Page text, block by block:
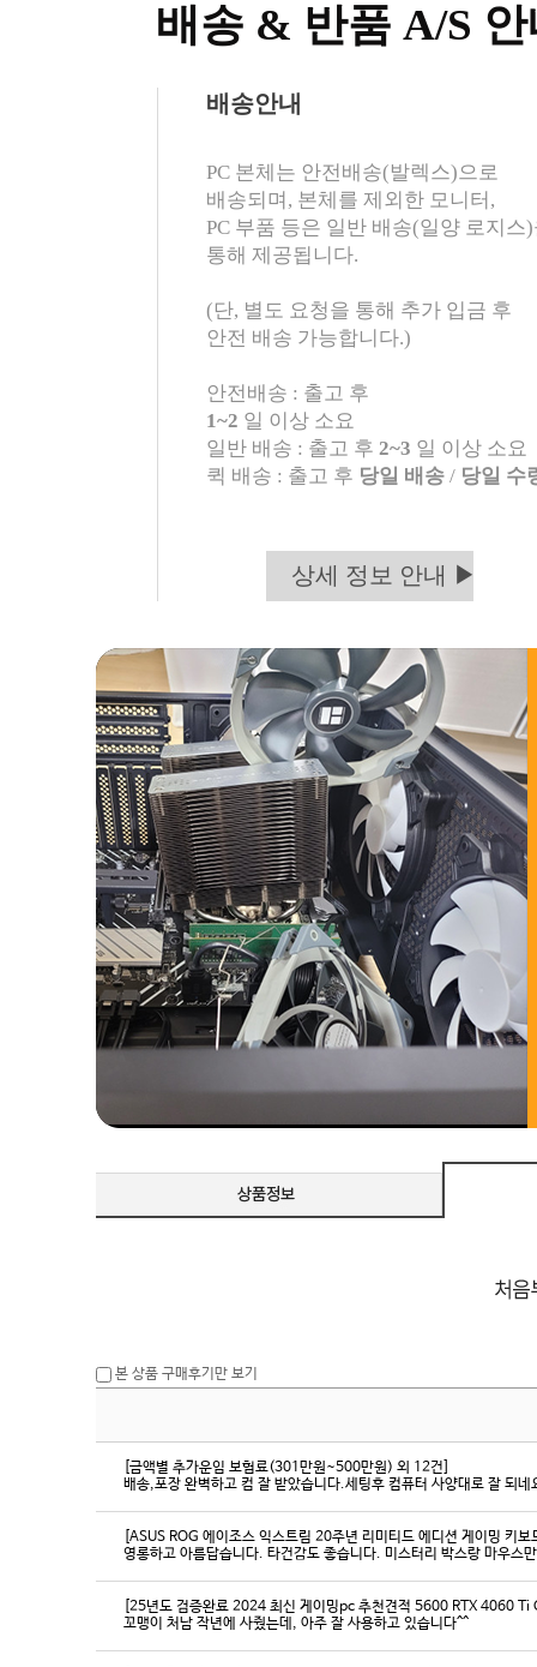
배송 & 반품 A/S
PC 본체는 안전배송(발렉스)으로
배송되며, 본체를 제외한 모니터,
PC 부품 등은 일반 배송(일양 로지스
통해 제공됩니다.
(단, 별도 요청을 통해 추가 입금 후
안전 배송 가능합니다.)
안전배송 : 출고 후
1~2 일 이상 소요
일반 배송 : 출고 후 2~3 일 이상 소요
퀵 배송 : 출고 후 당일 배송 / 당일 수
배송안내
상세 정보 안내 ▶
본 상품 구매후기만 보기
[금액별 추가운임 보험료(301만원~500만원) 외 12건]
배송,포장 완벽하고 컴 잘 받았습니다.세팅후 컴퓨터 사양대로 잘 되
[ASUS ROG 에이조스 익스트림 20주년 리미티드 에디션 게이밍 키
영롱하고 아름답습니다. 타건감도 좋습니다. 미스터리 박스랑 마우스
[25년도 검증완료 2024 최신 게이밍pc 추천견적 5600 RTX 4060
꼬맹이 처남 작년에 사줬는데, 아주 잘 사용하고 있습니다^^